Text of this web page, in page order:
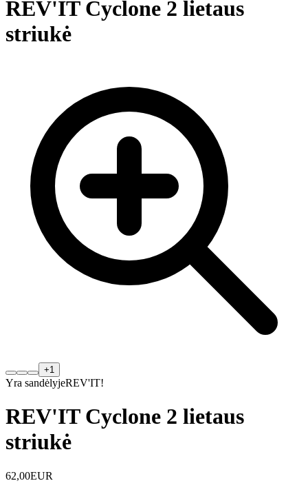
REV'IT Cyclone 2 lietaus
striukė
+1
Yra sandėlyjeREV'IT!
REV'IT Cyclone 2 lietaus
striukė
62,00EUR